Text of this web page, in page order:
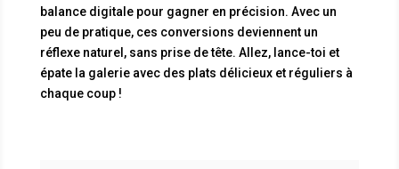
balance digitale pour gagner en précision. Avec un
peu de pratique, ces conversions deviennent un
réflexe naturel, sans prise de tête. Allez, lance-toi et
épate la galerie avec des plats délicieux et réguliers à
chaque coup !